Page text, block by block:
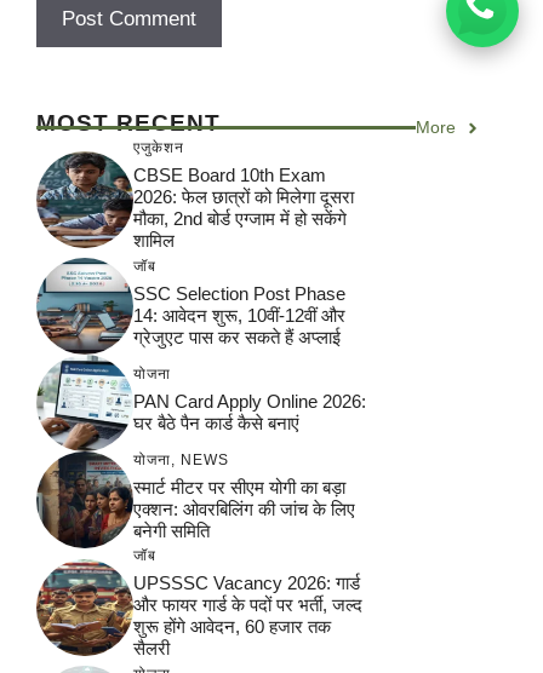
MOST RECENT More
एजुकेशन
CBSE Board 10th Exam
2026: फेल छात्रों को मिलेगा दूसरा
मौका, 2nd बोर्ड एग्जाम में हो सकेंगे
शामिल
जॉब
SSC Selection Post Phase
14: आवेदन शुरू, 10वीं-12वीं और
ग्रेजुएट पास कर सकते हैं अप्लाई
योजना
PAN Card Apply Online 2026:
घर बैठे पैन कार्ड कैसे बनाएं
योजना, NEWS
स्मार्ट मीटर पर सीएम योगी का बड़ा
एक्शन: ओवरबिलिंग की जांच के लिए
बनेगी समिति
जॉब
UPSSSC Vacancy 2026: गार्ड
और फायर गार्ड के पदों पर भर्ती, जल्द
शुरू होंगे आवेदन, 60 हजार तक
सैलरी